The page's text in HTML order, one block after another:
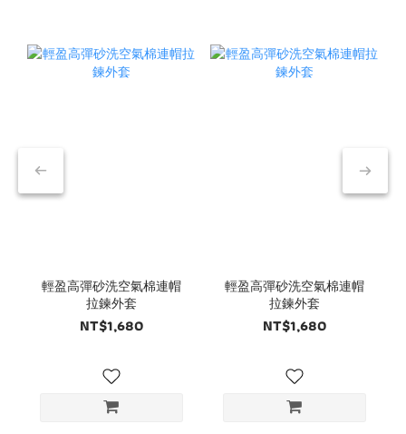
輕盈高彈砂洗空氣棉連帽
拉鍊外套
NT$1,680
輕盈高彈砂洗空氣棉連帽
拉鍊外套
NT$1,680